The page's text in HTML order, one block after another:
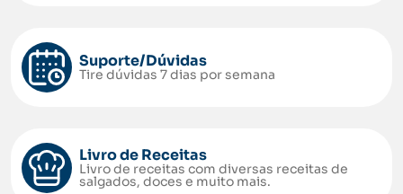
Suporte/Dúvidas
Tire dúvidas 7 dias por semana
Livro de Receitas
Livro de receitas com diversas receitas de
salgados, doces e muito mais.